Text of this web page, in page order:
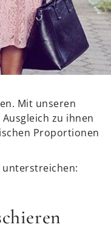
Mit unseren
zu ihnen
Proportionen
unterstreichen: